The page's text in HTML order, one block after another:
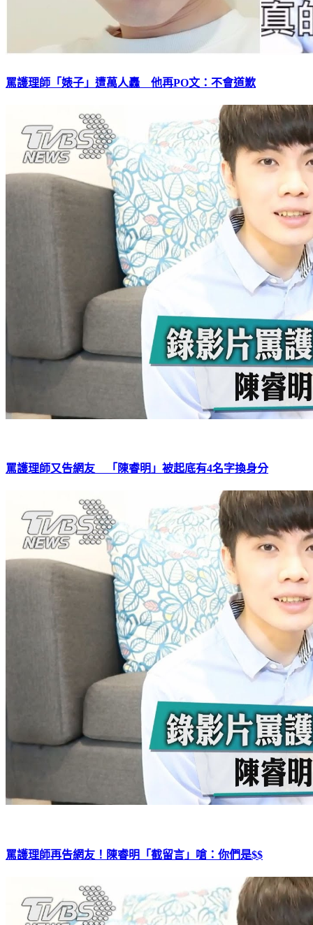
罵護理師「婊子」遭萬人轟 他再PO文：不會道歉
罵護理師又告網友 「陳睿明」被起底有4名字換身分
罵護理師再告網友！陳睿明「截留言」嗆：你們是$$